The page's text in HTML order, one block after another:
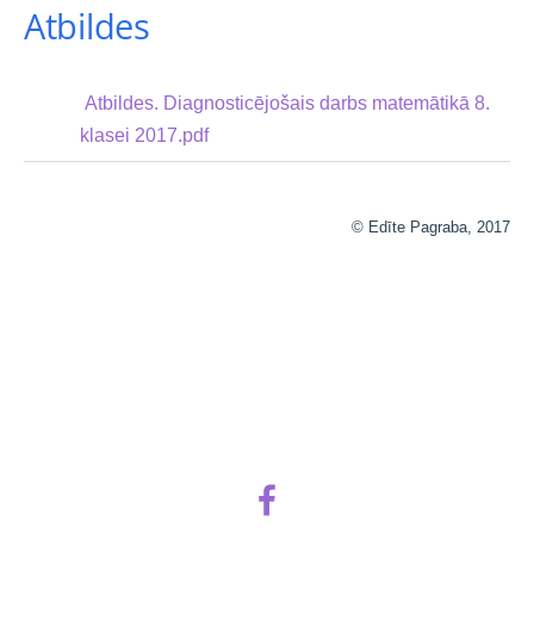
Atbildes
Atbildes. Diagnosticējošais darbs matemātikā 8.
klasei 2017.pdf
© Edīte Pagraba, 2017